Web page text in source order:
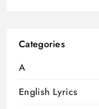
Categories
A
English Lyrics